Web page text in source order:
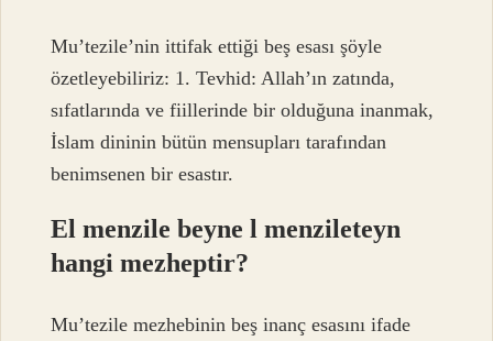
Mu’tezile’nin ittifak ettiği beş esası şöyle
özetleyebiliriz: 1. Tevhid: Allah’ın zatında,
sıfatlarında ve fiillerinde bir olduğuna inanmak,
İslam dininin bütün mensupları tarafından
benimsenen bir esastır.
El menzile beyne l menzileteyn
hangi mezheptir?
Mu’tezile mezhebinin beş inanç esasını ifade